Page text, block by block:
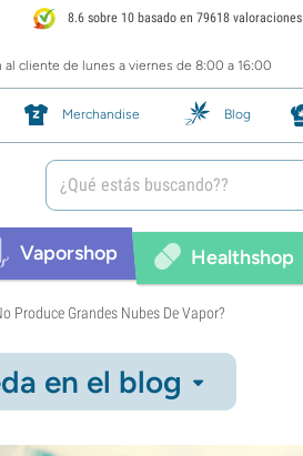
8.6 sobre 10 basado en 79618 valoraciones
al cliente de lunes a viernes de 8:00 a 16:00
Merchandise Blog
Vaporshop Healthshop
Produce Grandes Nubes De Vapor?
en el blog